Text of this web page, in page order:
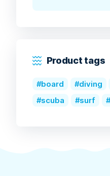
Product tags
board diving
scuba
surf